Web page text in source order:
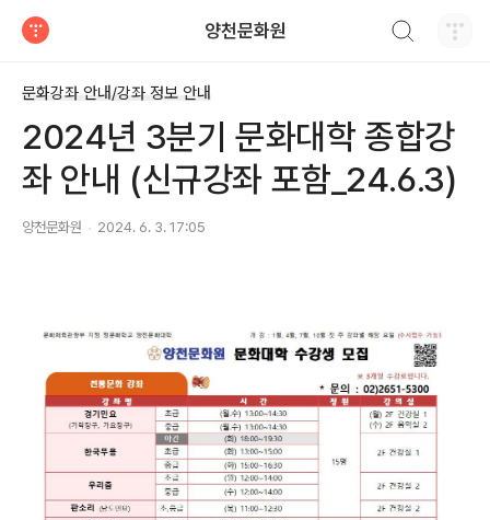
양천문화원
문화강좌 안내/강좌 정보 안내
2024년 3분기 문화대학 종합강
좌 안내 (신규강좌 포함_24.6.3)
양천문화원 2024. 6. 3. 17:05